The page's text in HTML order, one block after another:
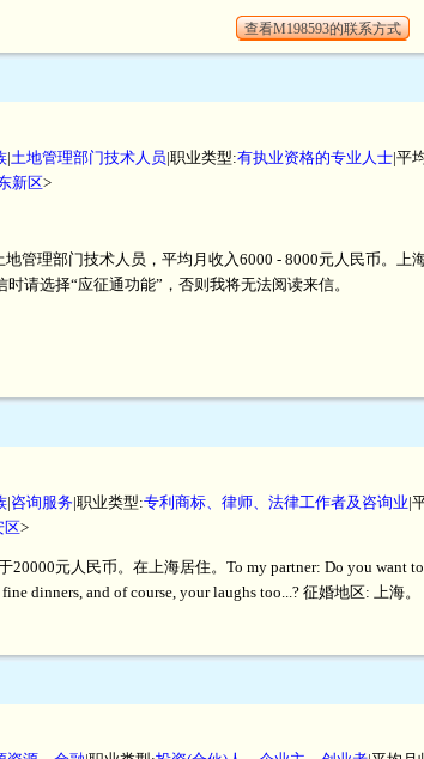
查看M198593的联系方式
|土地管理部门技术人员|职业类型:有执业资格的专业人士|平
新区>
管理部门技术人员，平均月收入6000 - 8000元人民币。上
请选择“应征通功能”，否则我将无法阅读来信。
|咨询服务|职业类型:专利商标、律师、法律工作者及咨询业|
区>
元人民币。在上海居住。To my partner: Do you want to
dinners, and of course, your laughs too...? 征婚地区: 上海。